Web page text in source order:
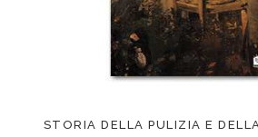
STORIA DELLA PULIZIA E